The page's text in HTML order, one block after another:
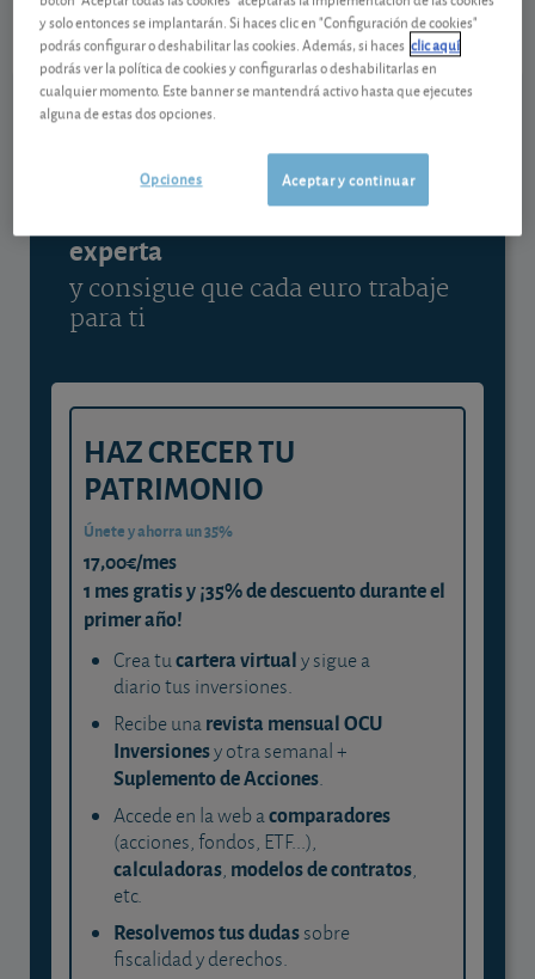
10/08/2026 Madrid
Ver detalladamente
experta
y consigue que cada euro trabaje
para ti
HAZ CRECER TU
PATRIMONIO
Únete y ahorra un 35%
17,00€/mes
1 mes gratis y ¡35% de descuento durante el
primer año!
Crea tucartera virtualy sigue a
diario tus inversiones.
Recibe unarevista mensual OCU
Inversionesy otra semanal +
Suplemento de Acciones.
Accede en la web acomparadores
(acciones, fondos, ETF...),
calculadoras, modelos de contratos,
etc.
Resolvemos tus dudassobre
fiscalidad y derechos.
y solo entonces se implantarán. Si haces clic en "Configuración de cookies"
podrás configurar o deshabilitar las cookies. Además, si haces clic aquí
podrás ver la política de cookies y configurarlas o deshabilitarlas en
cualquier momento. Este banner se mantendrá activo hasta que ejecutes
alguna de estas dos opciones.
Aceptar y continuar
Opciones